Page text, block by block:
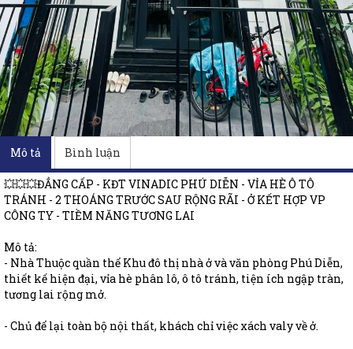
Mô tả Bình luận
💥💥💥ĐẲNG CẤP - KĐT VINADIC PHÚ DIỄN - VỈA HÈ Ô TÔ
TRÁNH - 2 THOÁNG TRƯỚC SAU RỘNG RÃI - Ở KẾT HỢP VP
CÔNG TY - TIỀM NĂNG TƯƠNG LAI
Mô tả:
- Nhà Thuộc quần thể Khu đô thị nhà ở và văn phòng Phú Diễn,
thiết kế hiện đại, vỉa hè phân lô, ô tô tránh, tiện ích ngập tràn,
tương lai rộng mở.
- Chủ để lại toàn bộ nội thất, khách chỉ việc xách valy về ở.